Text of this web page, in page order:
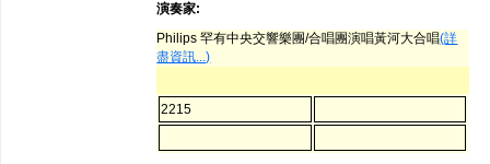
演奏家:
Philips 罕有中央交響樂團/合唱團演唱黃河大合唱(詳
盡資訊...)
2215